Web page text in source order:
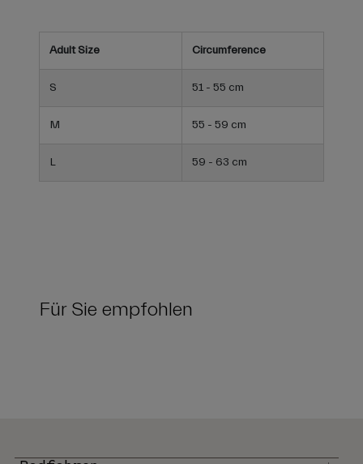
Adult Size Circumference
S 51 - 55 cm
M 55 - 59 cm
L 59 - 63 cm
Für Sie empfohlen